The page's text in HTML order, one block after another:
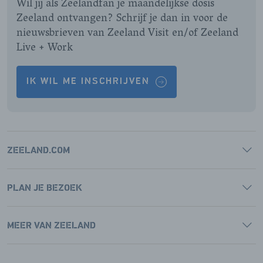
Wil jij als Zeelandfan je maandelijkse dosis
Zeeland ontvangen? Schrijf je dan in voor de
nieuwsbrieven van Zeeland Visit en/of Zeeland
Live + Work
IK WIL ME INSCHRIJVEN
ZEELAND.COM
PLAN JE BEZOEK
MEER VAN ZEELAND